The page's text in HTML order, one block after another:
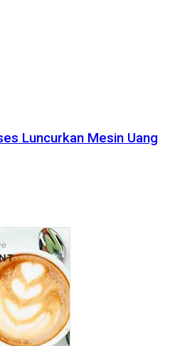
Luncurkan Mesin Uang